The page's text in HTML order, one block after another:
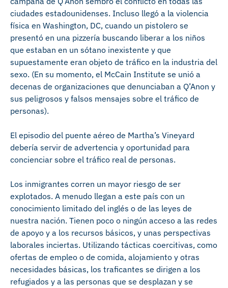
ciudades estadounidenses. Incluso llegó a la violencia
física en Washington, DC, cuando un pistolero se
presentó en una pizzería buscando liberar a los niños
que estaban en un sótano inexistente y que
supuestamente eran objeto de tráfico en la industria del
sexo. (En su momento, el McCain Institute se unió a
decenas de organizaciones que denunciaban a Q’Anon y
sus peligrosos y falsos mensajes sobre el tráfico de
personas).
El episodio del puente aéreo de Martha’s Vineyard
debería servir de advertencia y oportunidad para
concienciar sobre el tráfico real de personas.
Los inmigrantes corren un mayor riesgo de ser
explotados. A menudo llegan a este país con un
conocimiento limitado del inglés o de las leyes de
nuestra nación. Tienen poco o ningún acceso a las redes
de apoyo y a los recursos básicos, y unas perspectivas
laborales inciertas. Utilizando tácticas coercitivas, como
ofertas de empleo o de comida, alojamiento y otras
necesidades básicas, los traficantes se dirigen a los
refugiados y a las personas que se desplazan y se